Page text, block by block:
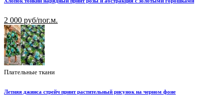
2 000 руб/пог.м.
Плательные ткани
Летняя джинса стрейч принт растительный рисунок на черном фоне